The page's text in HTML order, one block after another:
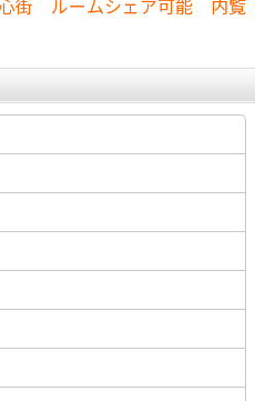
心街 ルームシェア可能 内覧